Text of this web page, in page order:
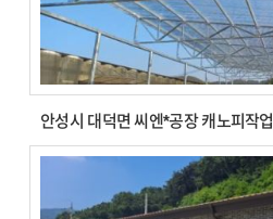
안성시 대덕면 씨엔*공장 캐노피작업